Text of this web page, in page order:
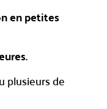
en petites
plusieurs de